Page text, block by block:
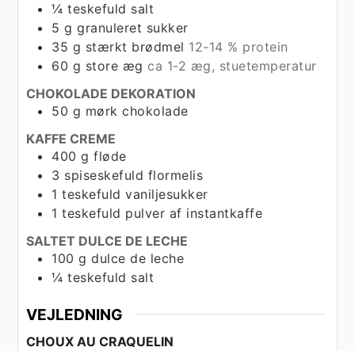
¼ teskefuld salt
5 g granuleret sukker
35 g stærkt brødmel 12-14 % protein
60 g store æg ca 1-2 æg, stuetemperatur
CHOKOLADE DEKORATION
50 g mørk chokolade
KAFFE CREME
400 g fløde
3 spiseskefuld flormelis
1 teskefuld vaniljesukker
1 teskefuld pulver af instantkaffe
SALTET DULCE DE LECHE
100 g dulce de leche
¼ teskefuld salt
VEJLEDNING
CHOUX AU CRAQUELIN